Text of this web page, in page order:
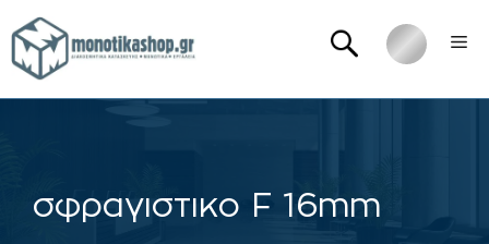
Μετάβαση
σε
περιεχόμενο
σφραγιστικο F 16mm